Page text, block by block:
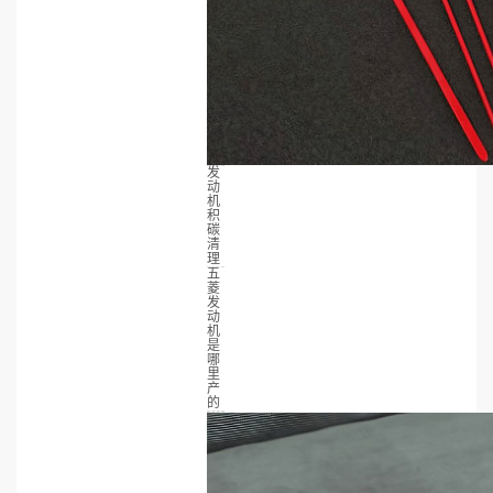
发
动
机
积
碳
清
理
五
菱
发
动
机
是
哪
里
产
的